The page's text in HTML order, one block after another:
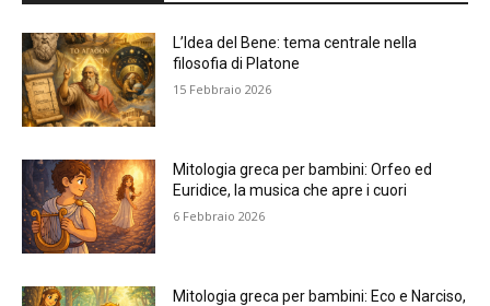
L’Idea del Bene: tema centrale nella
filosofia di Platone
15 Febbraio 2026
Mitologia greca per bambini: Orfeo ed
Euridice, la musica che apre i cuori
6 Febbraio 2026
Mitologia greca per bambini: Eco e Narciso,